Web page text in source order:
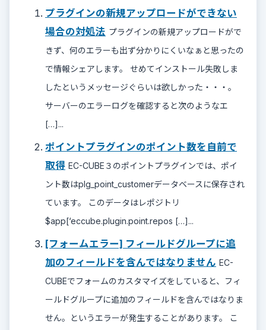
プラグインの新規アップロードができない
場合の対処法 プラグインの新規アップロードがで
きず、何のエラーも出ず分かりにくいなぁと思ったの
で情報シェアします。 せめてインストール失敗しま
したというメッセージぐらいは欲しかった・・・。
サーバーのエラーログを確認すると次のようなエ
[…]...
ポイントプラグインのポイント数を自前で
取得 EC-CUBE３のポイントプラグインでは、ポイ
ント数はplg_point_customerデータベースに保存され
ています。 このデータはレポジトリ
$app[‘eccube.plugin.point.repos […]...
[フォームエラー] フィールドグループに追
加のフィールドを含んではなりません EC-
CUBEでフォームのカスタマイズをしていると、フィ
ールドグループに追加のフィールドを含んではなりま
せん。というエラーが発生することがあります。 こ